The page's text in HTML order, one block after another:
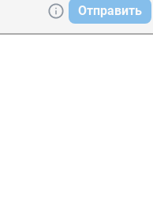
Отправить